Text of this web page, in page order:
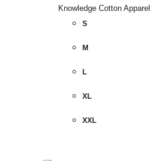
Knowledge Cotton Apparel
S
M
L
XL
XXL